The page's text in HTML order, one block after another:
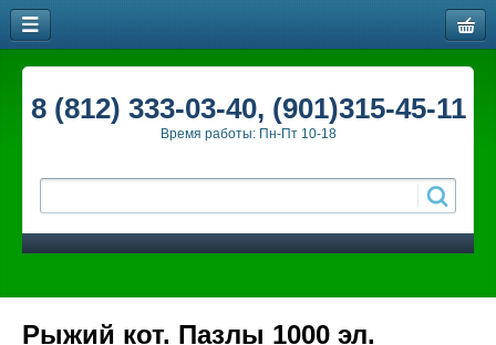
8 (812) 333-03-40, (901)315-45-11
Время работы: Пн-Пт 10-18
Рыжий кот. Пазлы 1000 эл.